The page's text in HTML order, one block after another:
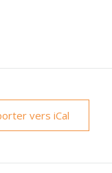
vers iCal